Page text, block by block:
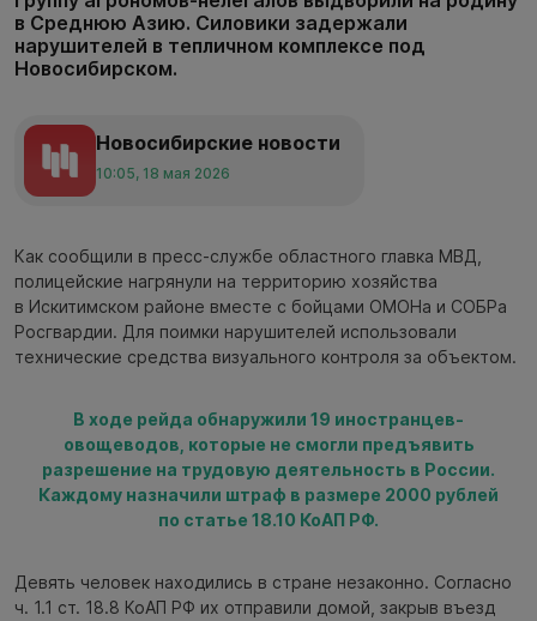
в Среднюю Азию. Силовики задержали
нарушителей в тепличном комплексе под
Новосибирском.
Новосибирские новости
10:05, 18 мая 2026
Как сообщили в пресс-службе областного главка МВД,
полицейские нагрянули на территорию хозяйства
в Искитимском районе вместе с бойцами ОМОНа и СОБРа
Росгвардии. Для поимки нарушителей использовали
технические средства визуального контроля за объектом.
В ходе рейда обнаружили 19 иностранцев-
овощеводов, которые не смогли предъявить
разрешение на трудовую деятельность в России.
Каждому назначили штраф в размере 2000 рублей
по статье 18.10 КоАП РФ.
Девять человек находились в стране незаконно. Согласно
ч. 1.1 ст. 18.8 КоАП РФ их отправили домой, закрыв въезд